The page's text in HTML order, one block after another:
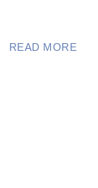
READ MORE